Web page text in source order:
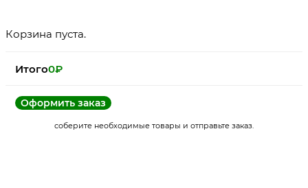
Корзина пуста.
Итого0₽
Оформить заказ
соберите необходимые товары и отправьте заказ.